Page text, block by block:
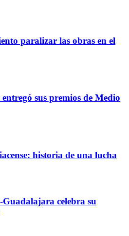
paralizar las obras en el
sus premios de Medio
historia de una lucha
Guadalajara celebra su